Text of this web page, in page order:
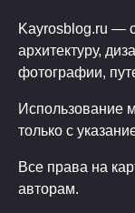
Kayrosblog.ru —
архитектуру,
фотографии,
Использование
только с
Все права на
авторам.